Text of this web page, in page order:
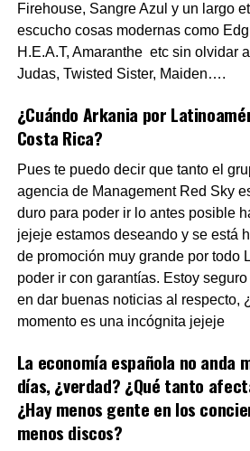
Firehouse, Sangre Azul y un largo
escucho cosas modernas como
H.E.A.T, Amaranthe etc sin olvidar
Judas, Twisted Sister, Maiden….
¿Cuándo Arkania por
Costa Rica?
Pues te puedo decir que tanto el
agencia de Management Red Sky
duro para poder ir lo antes posible
jejeje estamos deseando y se está
de promoción muy grande por todo
poder ir con garantías. Estoy
en dar buenas noticias al respecto,
momento es una incógnita jejeje
La economía española no anda
días, ¿verdad? ¿Qué tanto
¿Hay menos gente en los
menos discos?